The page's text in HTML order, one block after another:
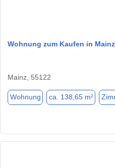
Wohnung zum Kaufen in Mainz
Mainz, 55122
Wohnung ca. 138,65 m²